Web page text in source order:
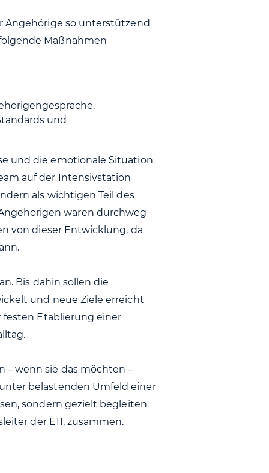
Angehörige so unterstützend
Maßnahmen
und
und die emotionale Situation
auf der Intensivstation
als wichtigen Teil des
waren durchweg
von dieser Entwicklung, da
Bis dahin sollen die
und neue Ziele erreicht
Etablierung einer
– wenn sie das möchten –
belastenden Umfeld einer
sondern gezielt begleiten
der E11, zusammen.